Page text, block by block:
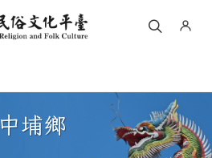
中埔鄉